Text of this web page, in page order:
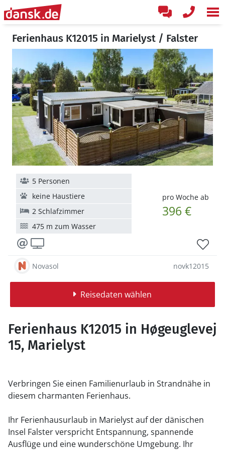
Ferienhaus K12015 in Marielyst / Falster
pro Woche ab
396 €
5 Personen
keine Haustiere
2 Schlafzimmer
475 m zum Wasser
Novasol novk12015
Reisedaten wählen
Ferienhaus K12015 in Høgeuglevej
15, Marielyst
Verbringen Sie einen Familienurlaub in Strandnähe in
diesem charmanten Ferienhaus.
Ihr Ferienhausurlaub in Marielyst auf der dänischen
Insel Falster verspricht Entspannung, spannende
Ausflüge und eine wunderschöne Umgebung. Ihr